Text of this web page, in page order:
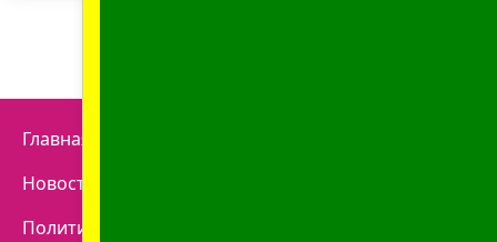
Главная
Новости
Политика конфиденциальности